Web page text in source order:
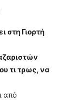
στη Γιορτή
τι τρως, να
από